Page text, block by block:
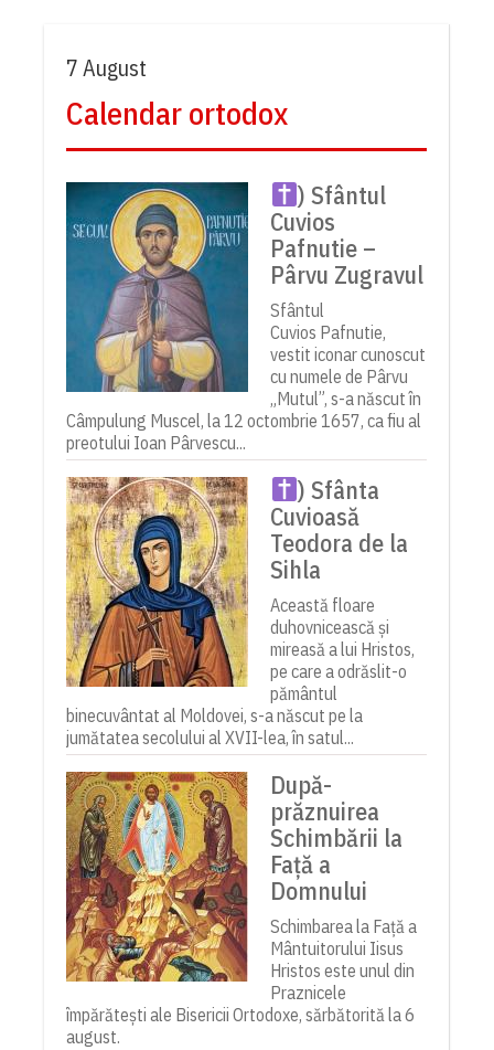
7 August
Calendar ortodox
) Sfântul
Cuvios
Pafnutie –
Pârvu Zugravul
Sfântul
Cuvios Pafnutie,
vestit iconar cunoscut
cu numele de Pârvu
„Mutul”, s-a născut în
Câmpulung Muscel, la 12 octombrie 1657, ca fiu al
preotului Ioan Pârvescu...
) Sfânta
Cuvioasă
Teodora de la
Sihla
Această floare
duhovnicească și
mireasă a lui Hristos,
pe care a odrăslit-o
pământul
binecuvântat al Moldovei, s-a născut pe la
jumătatea secolului al XVII-lea, în satul...
După-
prăznuirea
Schimbării la
Față a
Domnului
Schimbarea la Față a
Mântuitorului Iisus
Hristos este unul din
Praznicele
împărătești ale Bisericii Ortodoxe, sărbătorită la 6
august.